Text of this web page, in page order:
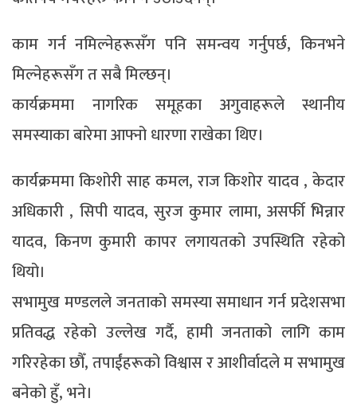
काम गर्न नमिल्नेहरूसँग पनि समन्वय गर्नुपर्छ, किनभने
मिल्नेहरूसँग त सबै मिल्छन्।
कार्यक्रममा नागरिक समूहका अगुवाहरूले स्थानीय
समस्याका बारेमा आफ्नो धारणा राखेका थिए।
कार्यक्रममा किशोरी साह कमल, राज किशोर यादव , केदार
अधिकारी , सिपी यादव, सुरज कुमार लामा, असर्फी भिन्नार
यादव, किनण कुमारी कापर लगायतको उपस्थिति रहेको
थियो।
सभामुख मण्डलले जनताको समस्या समाधान गर्न प्रदेशसभा
प्रतिवद्ध रहेको उल्लेख गर्दै, हामी जनताको लागि काम
गरिरहेका छौँ, तपाईंहरूको विश्वास र आशीर्वादले म सभामुख
बनेको हुँ, भने।